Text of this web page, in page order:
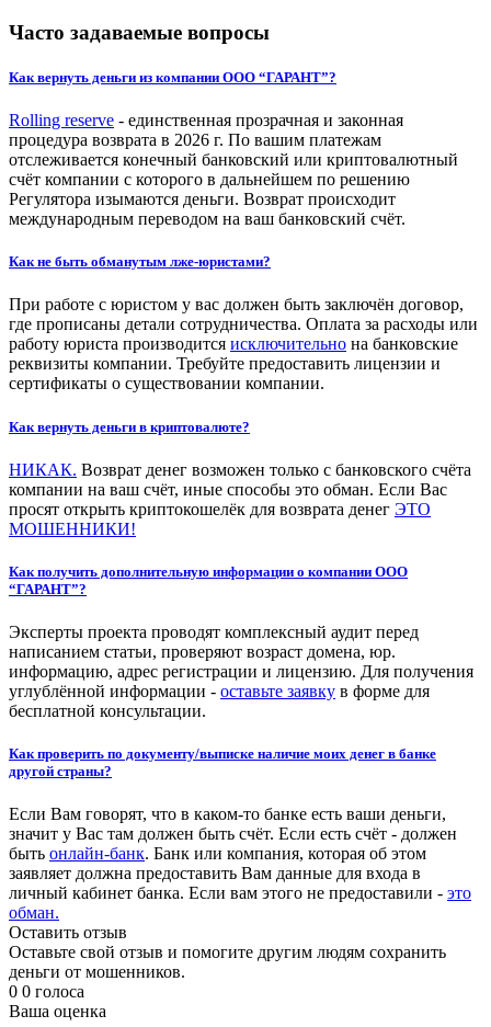
Часто задаваемые вопросы
Как вернуть деньги из компании ООО “ГАРАНТ”?
Rolling reserve - единственная прозрачная и законная
процедура возврата в 2026 г. По вашим платежам
отслеживается конечный банковский или криптовалютный
счёт компании с которого в дальнейшем по решению
Регулятора изымаются деньги. Возврат происходит
международным переводом на ваш банковский счёт.
Как не быть обманутым лже-юристами?
При работе с юристом у вас должен быть заключён договор,
где прописаны детали сотрудничества. Оплата за расходы или
работу юриста производится исключительно на банковские
реквизиты компании. Требуйте предоставить лицензии и
сертификаты о существовании компании.
Как вернуть деньги в криптовалюте?
НИКАК. Возврат денег возможен только с банковского счёта
компании на ваш счёт, иные способы это обман. Если Вас
просят открыть криптокошелёк для возврата денег ЭТО
МОШЕННИКИ!
Как получить дополнительную информации о компании ООО
“ГАРАНТ”?
Эксперты проекта проводят комплексный аудит перед
написанием статьи, проверяют возраст домена, юр.
информацию, адрес регистрации и лицензию. Для получения
углублённой информации - оставьте заявку в форме для
бесплатной консультации.
Как проверить по документу/выписке наличие моих денег в банке
другой страны?
Если Вам говорят, что в каком-то банке есть ваши деньги,
значит у Вас там должен быть счёт. Если есть счёт - должен
быть онлайн-банк. Банк или компания, которая об этом
заявляет должна предоставить Вам данные для входа в
личный кабинет банка. Если вам этого не предоставили - это
обман.
Оставить отзыв
Оставьте свой отзыв и помогите другим людям сохранить
деньги от мошенников.
0 0 голоса
Ваша оценка